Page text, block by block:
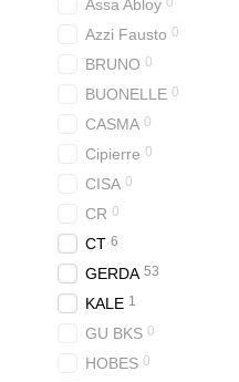
Assa Abloy
Azzi Fausto 0
BRUNO 0
BUONELLE 0
CASMA 0
Cipierre 0
CISA 0
CR 0
CT 6
GERDA 53
KALE 1
GU BKS 0
HOBES 0